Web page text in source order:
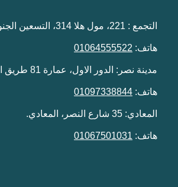
التجمع : 221، مول هلا 314، التسعين الجنوبي.
هاتف: 01064555522
مدينة نصر: الدور الاول، عمارة 81 طريق النصر.
هاتف: 01097338844
المعادي: 35 شارع النصر، المعادي.
هاتف: 01067501031